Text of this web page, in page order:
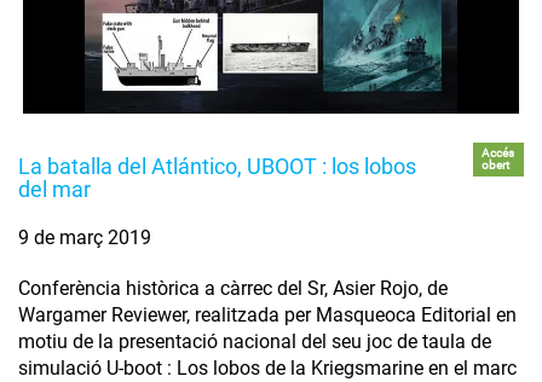
La batalla del Atlántico, UBOOT : los lobos
del mar
Accés
obert
9 de març 2019
Conferència històrica a càrrec del Sr, Asier Rojo, de
Wargamer Reviewer, realitzada per Masqueoca Editorial en
motiu de la presentació nacional del seu joc de taula de
simulació U-boot : Los lobos de la Kriegsmarine en el marc